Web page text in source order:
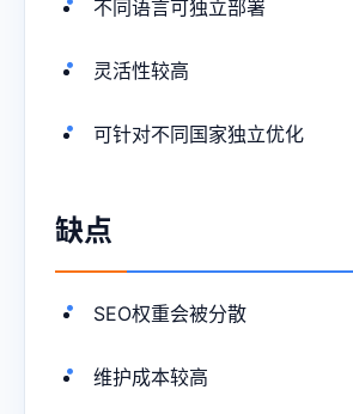
不同语言可独立部署
灵活性较高
可针对不同国家独立优化
缺点
SEO权重会被分散
维护成本较高